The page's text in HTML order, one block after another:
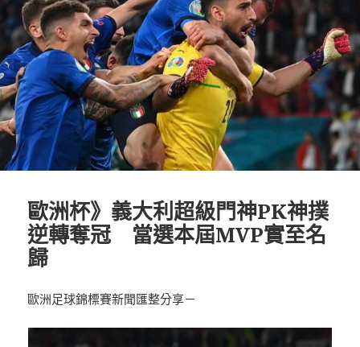
歐洲杯》義大利超級門神PK神撲
逆轉奪冠 當選本屆MVP實至名
歸
歐洲足球錦標賽新聞匯整分享－